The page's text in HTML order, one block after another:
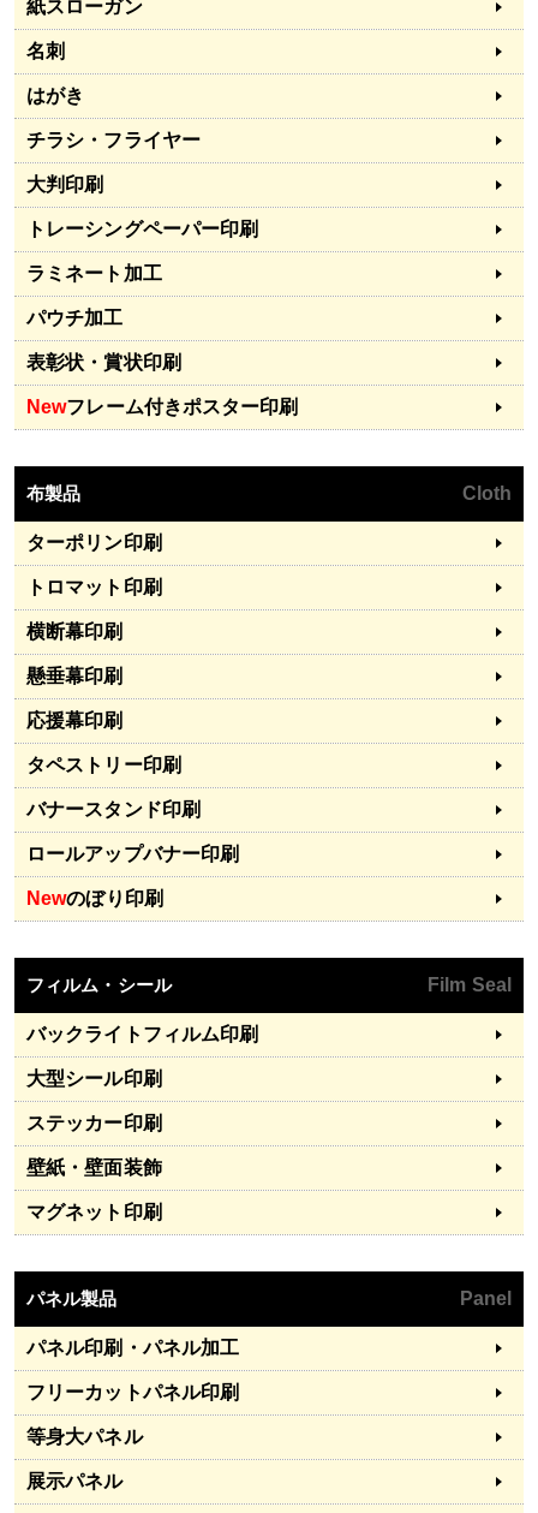
紙スローガン
名刺
はがき
チラシ・フライヤー
大判印刷
トレーシングペーパー印刷
ラミネート加工
パウチ加工
表彰状・賞状印刷
Newフレーム付きポスター印刷
布製品 Cloth
ターポリン印刷
トロマット印刷
横断幕印刷
懸垂幕印刷
応援幕印刷
タペストリー印刷
バナースタンド印刷
ロールアップバナー印刷
Newのぼり印刷
フィルム・シール Film Seal
バックライトフィルム印刷
大型シール印刷
ステッカー印刷
壁紙・壁面装飾
マグネット印刷
パネル製品 Panel
パネル印刷・パネル加工
フリーカットパネル印刷
等身大パネル
展示パネル